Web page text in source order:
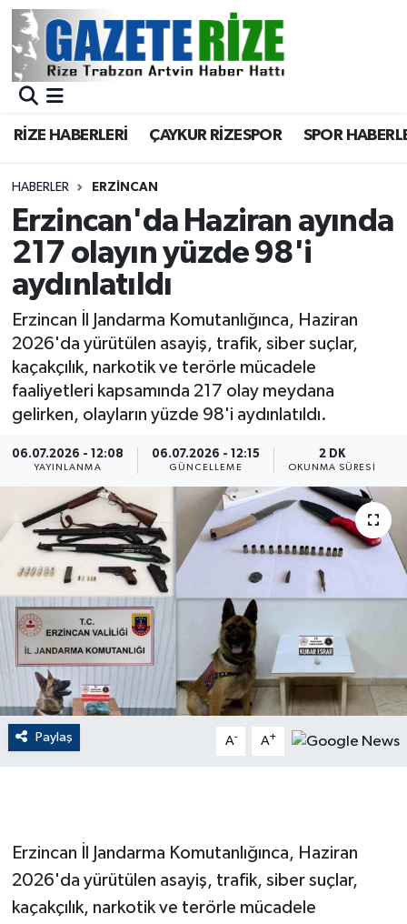
RİZE HABERLERİ ÇAYKUR RİZESPOR SPOR
HABERLER ERZINCAN
Erzincan'da Haziran ayında
217 olayın yüzde 98'i
aydınlatıldı
Erzincan İl Jandarma Komutanlığınca, Haziran
2026'da yürütülen asayiş, trafik, siber suçlar,
kaçakçılık, narkotik ve terörle mücadele
faaliyetleri kapsamında 217 olay meydana
gelirken, olayların yüzde 98'i aydınlatıldı.
06.07.2026 - 12:08
YAYINLANMA
06.07.2026 - 12:15
GÜNCELLEME
2 DK
OKUNMA SÜRESI
Paylaş A- A+
Erzincan İl Jandarma Komutanlığınca, Haziran
2026'da yürütülen asayiş, trafik, siber suçlar,
kaçakçılık, narkotik ve terörle mücadele
BÖLGEMİZ
Asayiş
Rize Jandarma Komutanlığı
Bilim Teknoloji
Advertising news
Canlı Maç
Dış Haberler
Dünya
EĞİTİM
EKONOMİ
English News
Finans
GENEL
GÜNDEM
Merkez Nöbetçi Eczaneler
Merkez Trafik Yoğunluk Haritası
Süper Lig Puan Durumu ve Fikstür
Tüm Manşetler
Haber Arşivi